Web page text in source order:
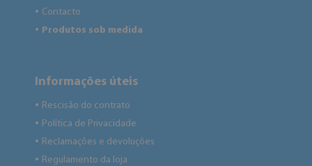
● Contacto
● Produtos sob medida
Informações úteis
● Rescisão do contrato
● Política de Privacidade
● Reclamações e devoluções
● Regulamento da loja